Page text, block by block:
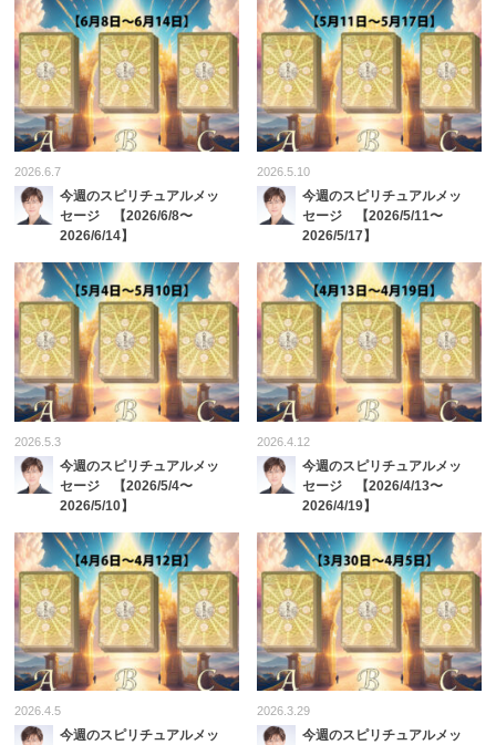
2026.6.7
今週のスピリチュアルメッ
セージ 【2026/6/8〜
2026/6/14】
2026.5.10
今週のスピリチュアルメッ
セージ 【2026/5/11〜
2026/5/17】
2026.5.3
今週のスピリチュアルメッ
セージ 【2026/5/4〜
2026/5/10】
2026.4.12
今週のスピリチュアルメッ
セージ 【2026/4/13〜
2026/4/19】
2026.4.5
今週のスピリチュアルメッ
2026.3.29
今週のスピリチュアルメッ